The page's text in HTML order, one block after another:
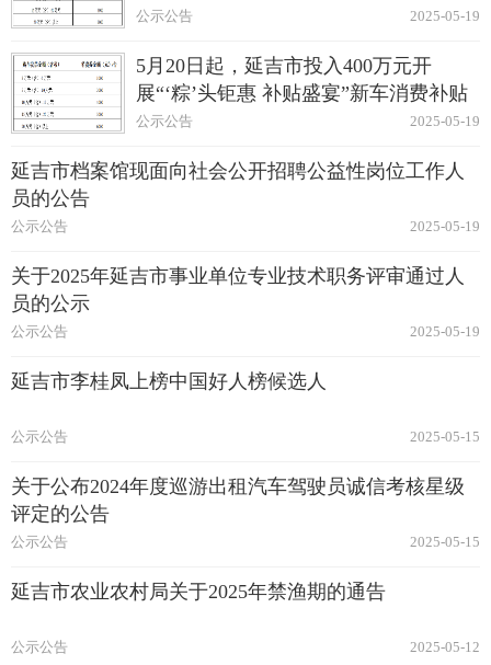
2025-05-19
公示公告
5月20日起，延吉市投入400万元开
展“‘粽’头钜惠 补贴盛宴”新车消费补贴
活动
2025-05-19
公示公告
延吉市档案馆现面向社会公开招聘公益性岗位工作人
员的公告
2025-05-19
公示公告
关于2025年延吉市事业单位专业技术职务评审通过人
员的公示
2025-05-19
公示公告
延吉市李桂凤上榜中国好人榜候选人
2025-05-15
公示公告
关于公布2024年度巡游出租汽车驾驶员诚信考核星级
评定的公告
2025-05-15
公示公告
延吉市农业农村局关于2025年禁渔期的通告
2025-05-12
公示公告